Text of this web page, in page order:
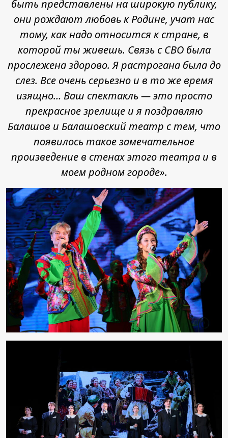
быть представлены на широкую публику,
они рождают любовь к Родине, учат нас
тому, как надо относится к стране, в
которой ты живешь. Связь с СВО была
прослежена здорово. Я растрогана была до
слез. Все очень серьезно и в то же время
изящно… Ваш спектакль — это просто
прекрасное зрелище и я поздравляю
Балашов и Балашовский театр с тем, что
появилось такое замечательное
произведение в стенах этого театра и в
моем родном городе».